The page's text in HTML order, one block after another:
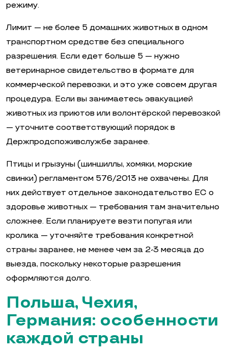
режиму.
Лимит — не более 5 домашних животных в одном
транспортном средстве без специального
разрешения. Если едет больше 5 — нужно
ветеринарное свидетельство в формате для
коммерческой перевозки, и это уже совсем другая
процедура. Если вы занимаетесь эвакуацией
животных из приютов или волонтёрской перевозкой
— уточните соответствующий порядок в
Держпродспоживслужбе заранее.
Птицы и грызуны (шиншиллы, хомяки, морские
свинки) регламентом 576/2013 не охвачены. Для
них действует отдельное законодательство ЕС о
здоровье животных — требования там значительно
сложнее. Если планируете везти попугая или
кролика — уточняйте требования конкретной
страны заранее, не менее чем за 2-3 месяца до
выезда, поскольку некоторые разрешения
оформляются долго.
Польша, Чехия,
Германия: особенности
каждой страны